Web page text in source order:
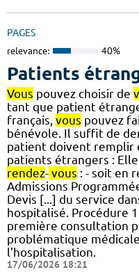
PAGES
relevance: 40%
Patients
Vous pouvez choisir de
tant que patient
français, vous pouvez
bénévole. Il suffit de
patient doivent remplir
patients étrangers :
rendez- vous : - soit en
Admissions
Devis [...] du service
hospitalisé. Procédure
première consultation
problématique
l'hospitalisation.
17/06/2026 18:21